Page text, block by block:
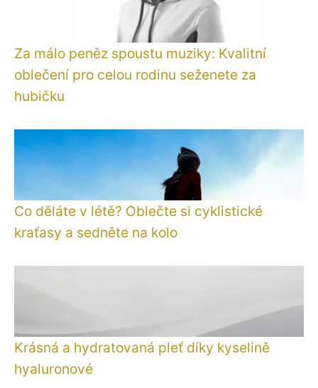
Za málo peněz spoustu muziky: Kvalitní
oblečení pro celou rodinu seženete za
hubičku
Co děláte v létě? Oblečte si cyklistické
kraťasy a sedněte na kolo
Krásná a hydratovaná pleť díky kyselině
hyaluronové